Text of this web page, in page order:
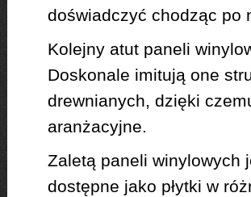
doświadczyć chodząc po
Kolejny atut paneli
Doskonale imitują one
drewnianych, dzięki
aranżacyjne.
Zaletą paneli winylowych
dostępne jako płytki w